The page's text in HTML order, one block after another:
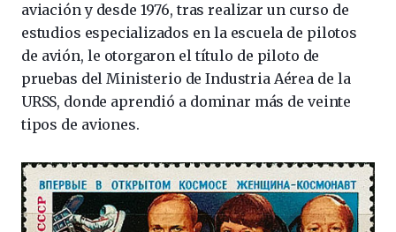
aviación y desde 1976, tras realizar un curso de
estudios especializados en la escuela de pilotos
de avión, le otorgaron el título de piloto de
pruebas del Ministerio de Industria Aérea de la
URSS, donde aprendió a dominar más de veinte
tipos de aviones.